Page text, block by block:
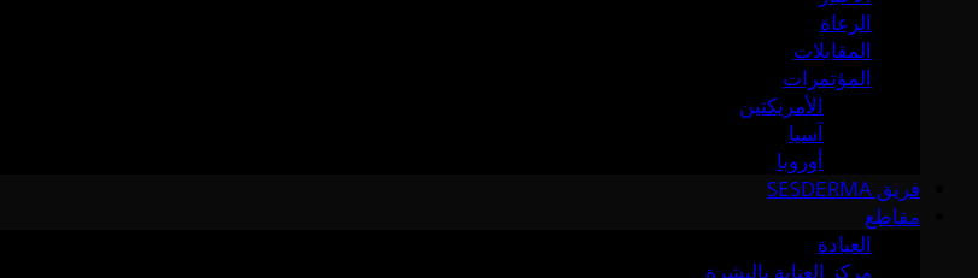
الرعاة
المقابلات
المؤتمرات
الأمريكتين
آسيا
أوروبا
فريق SESDERMA
مقاطع
العيادة
مركز العناية بالبشرة